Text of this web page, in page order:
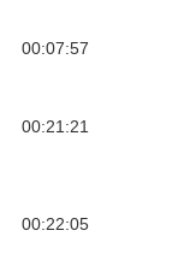
00:07:57
00:21:21
00:22:05